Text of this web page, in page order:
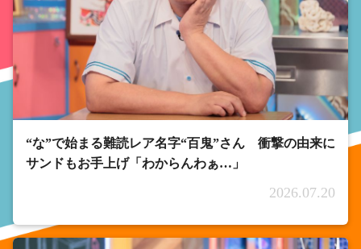
“な”で始まる難読レア名字“百鬼”さん 衝撃の由来に
サンドもお手上げ「わからんわぁ…」
2026.07.20